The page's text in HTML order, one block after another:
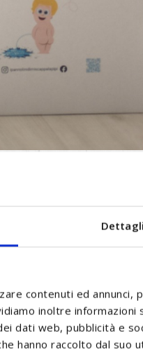
Dettagli
contenuti ed
inoltre
dati web, pubblicità e
hanno raccolto dal suo
IN TEMPO